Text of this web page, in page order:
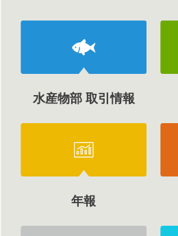
水産物部 取引情報
年報